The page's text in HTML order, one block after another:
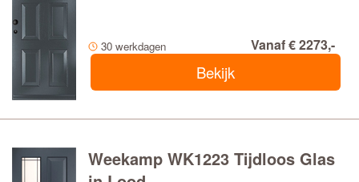
30 werkdagen Vanaf € 2273,-
Bekijk
Weekamp WK1223 Tijdloos Glas